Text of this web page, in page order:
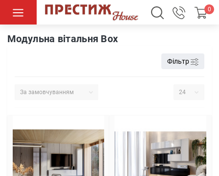
0
Вітальні Модульні вітальні Модульна вітальня Box
Модульна вітальня Box
Фільтр